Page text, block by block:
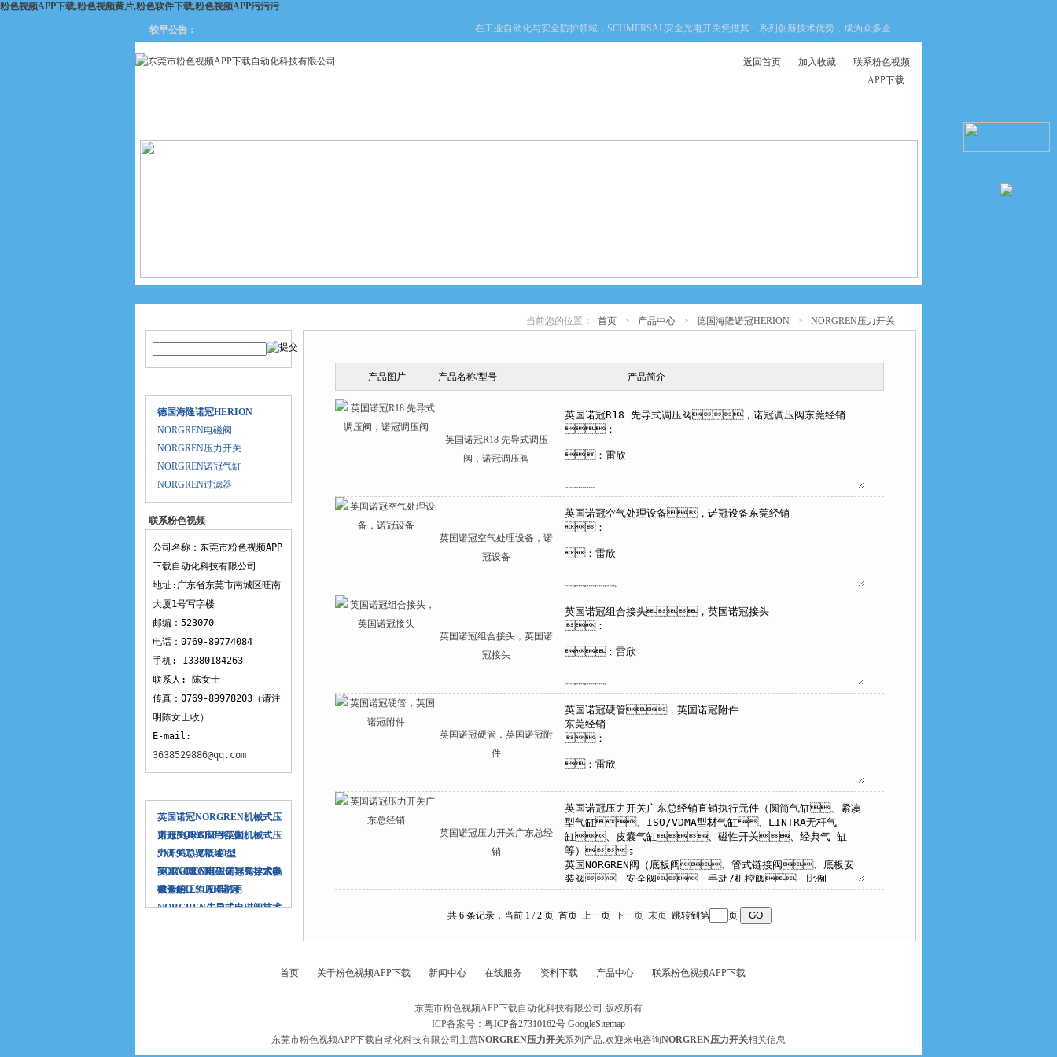
粉色视频APP下载,粉色视频黄片,粉色软件下载,粉色视频APP污污污
较早公告： 在工业自动化与安全防护领域，SCHMERSAL安全光电开关凭借其一系列创新技术优势，成为众多企业的选择。这些优势不仅提升了设备
返回首页 加入收藏
联系粉色视频
APP下载
下载 下载
德国海隆诺冠HERION
NORGREN电磁阀
NORGREN压力开关
NORGREN诺冠气缸
NORGREN过滤器
联系粉色视频
APP下载
公司名称：东莞市粉色视频APP
下载自动化科技有限公司
地址:广东省东莞市南城区旺南
大厦1号写字楼
邮编：523070
电话：0769-89774084
手机: 13380184263
联系人: 陈女士
传真：0769-89978203（请注
明陈女士收）
E-mail:
3638529886@qq.com
英国诺冠NORGREN机械式压
力开关具体应用行业
诺冠NORGREN英国机械式压
力开关总览概述
SXE9573-Z71-60型
NORGREN电磁先导阀技术参
数介绍
​英国NORGREN诺冠先导式电
磁阀的工作原理说明
关于ISO STAR诺冠
NORGREN先导式电磁阀技术
当前您的位置： 首页 > 产品中心 > 德国海隆诺冠HERION > NORGREN压力开关
产品图片 产品名称/型号 产品简介
英国诺冠R18 先导式调压
阀，诺冠调压阀
英国诺冠空气处理设备，诺
冠设备
英国诺冠组合接头，英国诺
冠接头
英国诺冠硬管，英国诺冠附
件
英国诺冠压力开关广东总经
销
共 6 条记录，当前 1 / 2 页 首页 上一页 下一页 末页 跳转到第 页
首页 关于粉色视频APP下载 新闻中心 在线服务 资料下载 产品中心 联系粉色视频APP下载
东莞市粉色视频APP下载自动化科技有限公司 版权所有
ICP备案号： 粤ICP备27310162号 GoogleSitemap
东莞市粉色视频APP下载自动化科技有限公司主营NORGREN压力开关系列产品,欢迎来电咨询NORGREN压力开关相关信息